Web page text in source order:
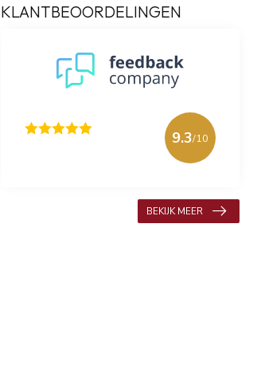
KLANTBEOORDELINGEN
9.3/10
BEKIJK MEER